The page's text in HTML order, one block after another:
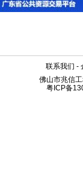
联系我们 -
佛山市兆信
粤ICP备